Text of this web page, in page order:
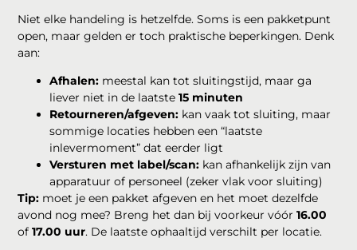
Niet elke handeling is hetzelfde. Soms is een pakketpunt
open, maar gelden er toch praktische beperkingen. Denk
aan:
Afhalen: meestal kan tot sluitingstijd, maar ga
liever niet in de laatste15 minuten
Retourneren/afgeven: kan vaak tot sluiting, maar
sommige locaties hebben een “laatste
inlevermoment” dat eerder ligt
Versturen met label/scan: kan afhankelijk zijn van
apparatuur of personeel (zeker vlak voor sluiting)
Tip: moet je een pakket afgeven en het moet dezelfde
avond nog mee? Breng het dan bij voorkeur vóór16.00
of17.00 uur. De laatste ophaaltijd verschilt per locatie.